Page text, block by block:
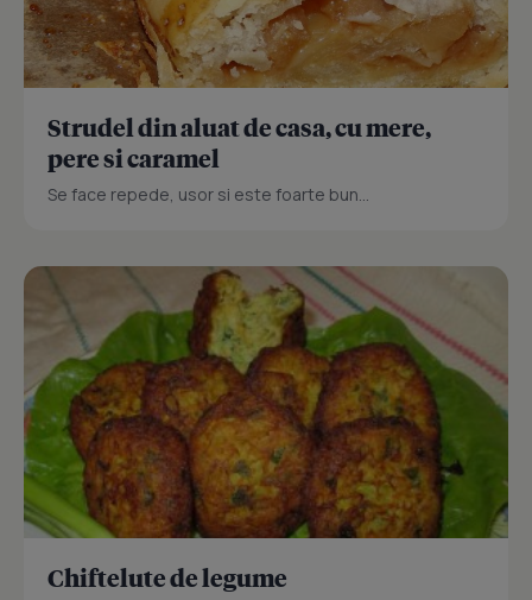
Strudel din aluat de casa, cu mere,
pere si caramel
Se face repede, usor si este foarte bun...
Chiftelute de legume